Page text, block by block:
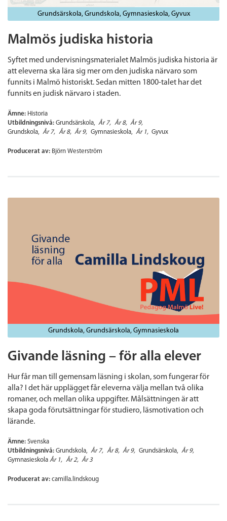
Grundsärskola Grundskola Gymnasieskola Gyvux
Malmös judiska historia
Syftet med undervisningsmaterialet Malmös judiska historia är
att eleverna ska lära sig mer om den judiska närvaro som
funnits i Malmö historiskt. Sedan mitten 1800-talet har det
funnits en judisk närvaro i staden.
Ämne: Historia
Utbildningsnivå: Grundsärskola År 7 År 8
År 9
Grundskola
År 7 År 8 År 9 Gymnasieskola År 1 Gyvux
Producerat av: Björn Westerström
Grundskola Grundsärskola Gymnasieskola
Givande läsning – för alla elever
Hur får man till gemensam läsning i skolan, som fungerar för
alla? I det här upplägget får eleverna välja mellan två olika
romaner, och mellan olika uppgifter. Målsättningen är att
skapa goda förutsättningar för studiero, läsmotivation och
lärande.
Ämne: Svenska
Utbildningsnivå: Grundskola År 7 År 8 År 9 Grundsärskola
År 9
Gymnasieskola År 1 År 2 År 3
Producerat av: camilla.lindskoug